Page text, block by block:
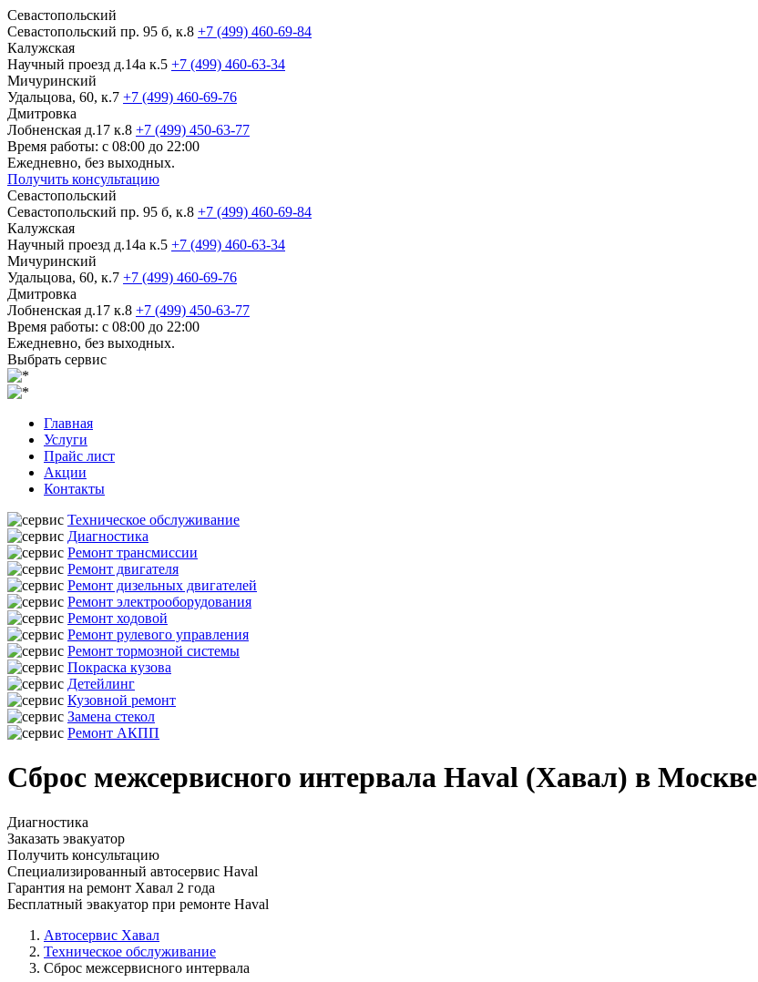
Севастопольский
Севастопольский пр. 95 б, к.8 +7 (499) 460-69-84
Калужская
Научный проезд д.14а к.5 +7 (499) 460-63-34
Мичуринский
Удальцова, 60, к.7 +7 (499) 460-69-76
Дмитровка
Лобненская д.17 к.8 +7 (499) 450-63-77
Время работы: с 08:00 до 22:00
Ежедневно, без выходных.
Получить консультацию
Севастопольский
Севастопольский пр. 95 б, к.8 +7 (499) 460-69-84
Калужская
Научный проезд д.14а к.5 +7 (499) 460-63-34
Мичуринский
Удальцова, 60, к.7 +7 (499) 460-69-76
Дмитровка
Лобненская д.17 к.8 +7 (499) 450-63-77
Время работы: с 08:00 до 22:00
Ежедневно, без выходных.
Выбрать сервис
Главная
Услуги
Прайс лист
Акции
Контакты
Техническое обслуживание
Диагностика
Ремонт трансмиссии
Ремонт двигателя
Ремонт дизельных двигателей
Ремонт электрооборудования
Ремонт ходовой
Ремонт рулевого управления
Ремонт тормозной системы
Покраска кузова
Детейлинг
Кузовной ремонт
Замена стекол
Ремонт АКПП
Сброс межсервисного интервала Haval (Хавал) в Москве
Диагностика
Заказать эвакуатор
Получить консультацию
Специализированный автосервис Haval
Гарантия на ремонт Хавал 2 года
Бесплатный эвакуатор при ремонте Haval
Автосервис Хавал
Техническое обслуживание
Сброс межсервисного интервала